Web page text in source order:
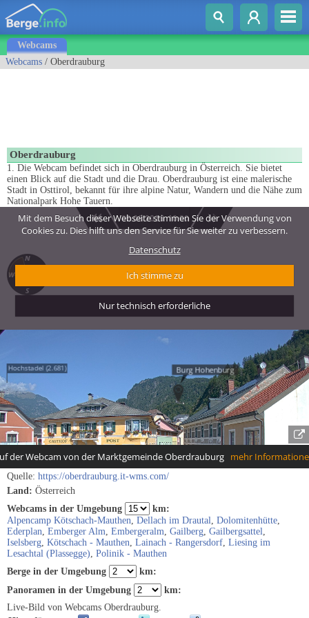
Webcams
Webcams / Oberdrauburg
Oberdrauburg
1. Die Webcam befindet sich in Oberdrauburg in Österreich. Sie bietet
einen Blick auf die Stadt und die Drau. Oberdrauburg ist eine malerische
Stadt in Osttirol, bekannt für ihre alpine Natur, Wandern und die Nähe zum
Nationalpark Hohe Tauern.
Quelle: https://oberdrauburg.it-wms.com/
Land: Österreich
Webcams in der Umgebung
km:
Alpencamp Kötschach-Mauthen, Dellach im Drautal, Dolomitenhütte,
Ederplan, Emberger Alm, Embergeralm, Gailberg, Gailbergsattel,
Iselsberg, Kötschach - Mauthen, Lainach - Rangersdorf, Liesing im
Lesachtal (Plassegge), Polinik - Mauthen
Berge in der Umgebung
km:
Panoramen in der Umgebung
km:
Live-Bild von Webcams Oberdrauburg.